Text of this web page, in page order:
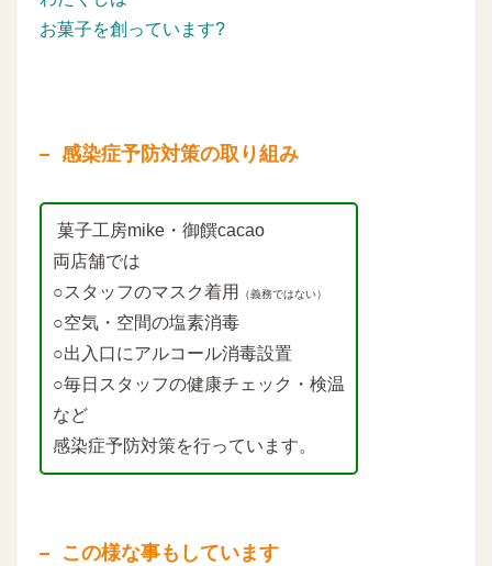
お菓子を創っています?
感染症予防対策の取り組み
菓子工房mike・御饌cacao
両店舗では
○スタッフのマスク着用
（義務ではない）
○空気・空間の塩素消毒
○出入口にアルコール消毒設置
○毎日スタッフの健康チェック・検温
など
感染症予防対策を行っています。
この様な事もしています